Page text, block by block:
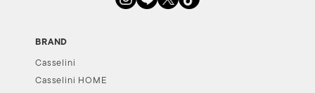
BRAND
Casselini
Casselini HOME